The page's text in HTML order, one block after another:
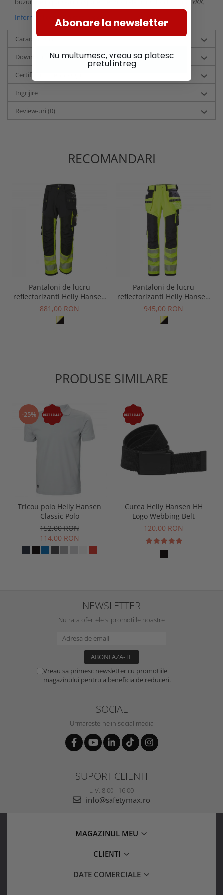
buzunare in partea din spate. Fermoarele pantalonilor sunt
YKK.
Informatii conformitate produs
Caracteristici
Download (4)
Certificari si tehnologii
Ingrijire
Review-uri (0)
RECOMANDARI
Pantaloni de lucru
reflectorizanti Helly Hansen
ICU Construction CL1
881,00 RON
Pantaloni de lucru
reflectorizanti Helly Hansen
ICU Construction CL2
945,00 RON
PRODUSE SIMILARE
-25%
Tricou polo Helly Hansen
Classic Polo
152,00 RON
114,00 RON
Curea Helly Hansen HH
Logo Webbing Belt
120,00 RON
NEWSLETTER
Nu rata ofertele si promotiile noastre
Vreau sa primesc newsletter cu promotiile
magazinului pentru a beneficia de reduceri.
SOCIAL
Urmareste-ne in social media
SUPORT CLIENTI
L-V, 8:00 - 16:00
info@safetymax.ro
MAGAZINUL MEU
CLIENTI
DATE COMERCIALE
Abonare la newsletter
Nu multumesc, vreau sa platesc
pretul intreg